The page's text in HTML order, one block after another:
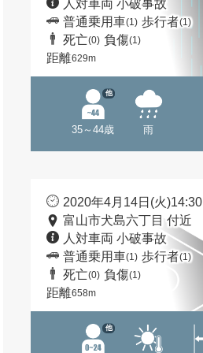
人対車両 小破事故
普通乗用車(1) 歩行者(1)
死亡(0) 負傷(1)
距離629m
35～44歳
他
雨
2020年4月14日(火)14:30
富山市犬島六丁目 付近
人対車両 小破事故
普通乗用車(1) 歩行者(1)
死亡(0) 負傷(1)
距離658m
他